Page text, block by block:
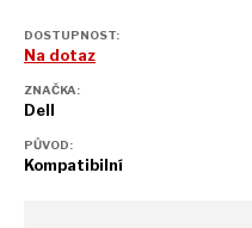
DOSTUPNOST:
Na dotaz
ZNAČKA:
Dell
PŮVOD:
Kompatibilní